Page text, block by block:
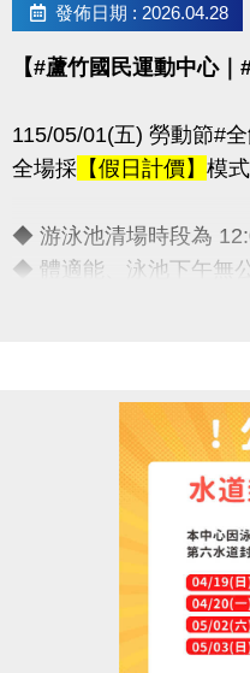
發佈日期 : 2026.04.28
【#蘆竹國民運動中心｜
115/05/01(五) 勞動節#
全場採 【假日計價】 模
◆ 游泳池清場時段為
◆ 體適能、泳池下午無
-洽詢專線：03-2639066
-
https://
-FB : 桃園市蘆竹國民運
-IG : @luzhusports